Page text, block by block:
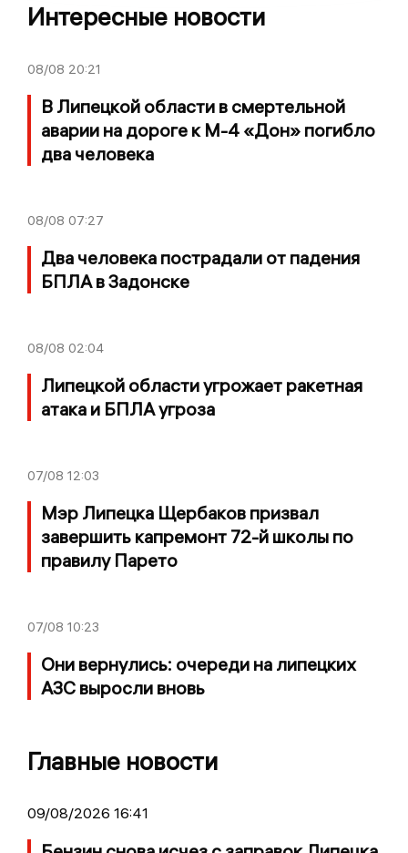
Интересные новости
08/08 20:21
В Липецкой области в смертельной
аварии на дороге к М-4 «Дон» погибло
два человека
08/08 07:27
Два человека пострадали от падения
БПЛА в Задонске
08/08 02:04
Липецкой области угрожает ракетная
атака и БПЛА угроза
07/08 12:03
Мэр Липецка Щербаков призвал
завершить капремонт 72-й школы по
правилу Парето
07/08 10:23
Они вернулись: очереди на липецких
АЗС выросли вновь
Главные новости
09/08/2026 16:41